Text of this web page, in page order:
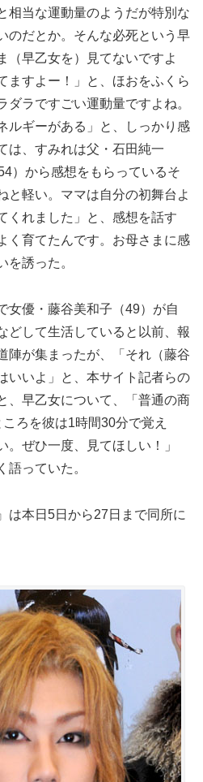
相当な運動量のようだが特別な
のだとか。そんな必死という早
（早乙女を）見てないですよ
ますよー！」と、ほおをふくら
ダラですごい運動量ですよね。
ルギーがある」と、しっかり感
は、すみれは父・石田純一
）から感想をもらっているそ
と軽い。ママは自分の初舞台よ
くれました」と、感想を話す
く育てたんです。お母さまに感
を誘った。
優・藤谷美和子（49）が自
どして生活していると以前、報
陣が集まったが、「それ（藤谷
いいよ」と、本サイト記者らの
、早乙女について、「普通の商
ろを彼は1時間30分で覚え
。ぜひ一度、見てほしい！」
語っていた。
本日5日から27日まで同所に